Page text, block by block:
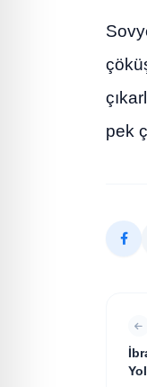
pek